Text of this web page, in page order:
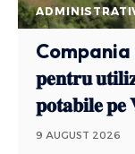
Compania
𝐩𝐞𝐧𝐭𝐫𝐮
𝐩𝐨𝐭𝐚𝐛𝐢𝐥𝐞 𝐩𝐞
9 AUGUST 2026